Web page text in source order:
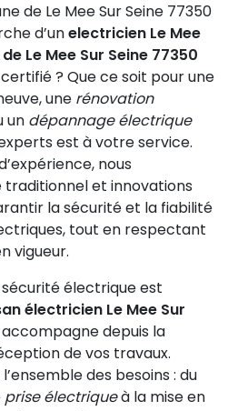
de Le Mee Sur Seine 77350
d’unelectricien Le Mee
Le Mee Sur Seine 77350
? Que ce soit pour une
une rénovation
un dépannage électrique
est à votre service.
nous
et innovations
la sécurité et la fiabilité
tout en respectant
vigueur.
électrique est
électricien Le Mee Sur
depuis la
de vos travaux.
des besoins : du
prise électriqueà la mise en